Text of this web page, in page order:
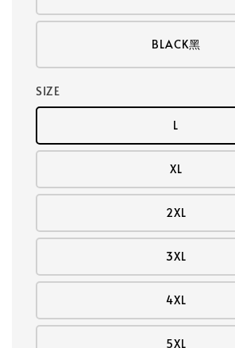
BLACK黑
SIZE
L
XL
2XL
3XL
4XL
5XL